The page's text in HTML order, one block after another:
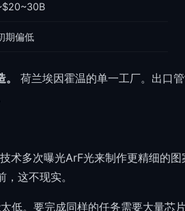
期偏低
荷兰埃因霍温的单一工厂。出口
多次曝光ArF光来制作更精细的图
这不现实。
。要完成同样的任务需要大量芯